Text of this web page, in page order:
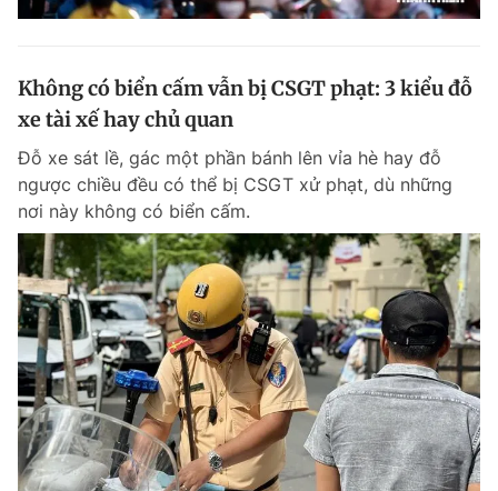
Không có biển cấm vẫn bị CSGT phạt: 3 kiểu đỗ
xe tài xế hay chủ quan
Đỗ xe sát lề, gác một phần bánh lên vỉa hè hay đỗ
ngược chiều đều có thể bị CSGT xử phạt, dù những
nơi này không có biển cấm.